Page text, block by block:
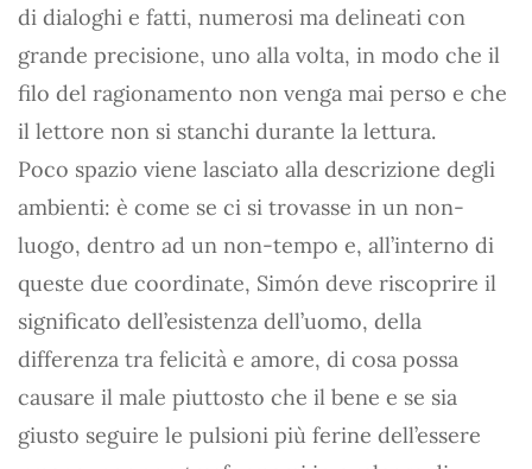
di dialoghi e fatti, numerosi ma delineati con
grande precisione, uno alla volta, in modo che il
filo del ragionamento non venga mai perso e che
il lettore non si stanchi durante la lettura.
Poco spazio viene lasciato alla descrizione degli
ambienti: è come se ci si trovasse in un non-
luogo, dentro ad un non-tempo e, all’interno di
queste due coordinate, Simón deve riscoprire il
significato dell’esistenza dell’uomo, della
differenza tra felicità e amore, di cosa possa
causare il male piuttosto che il bene e se sia
giusto seguire le pulsioni più ferine dell’essere